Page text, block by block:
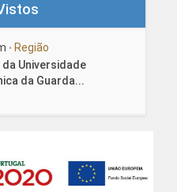
• Região
da Universidade
da Guarda...